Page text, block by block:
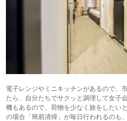
電子レンジやミニキッチンがあるので、
たら、自分たちでサクッと調理して女子
機もあるので、荷物を少なく旅をしたい
の場合「簡易清掃」が毎日行われるのも